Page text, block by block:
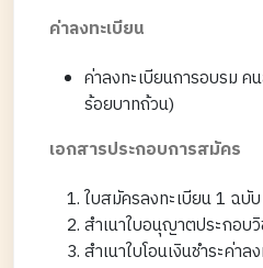
ค่าลงทะเบียน
ค่าลงทะเบียนการอบรม
ร้อยบาทถ้วน)
เอกสารประกอบการสมัคร
ใบสมัครลงทะเบียน 1 ฉบับ
สำเนาใบอนุญาตประกอบ
สำเนาใบโอนเงินชำระค่า